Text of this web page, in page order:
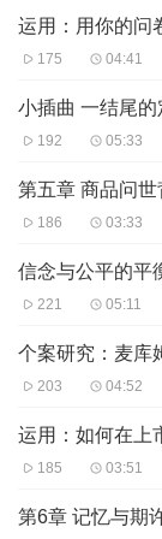
运用：用你的问
175 04:41
小插曲 一结尾的
192 05:33
186 03:33
信念与公平的平
221 05:11
个案研究：麦库
203 04:52
运用：如何在上
185 03:51